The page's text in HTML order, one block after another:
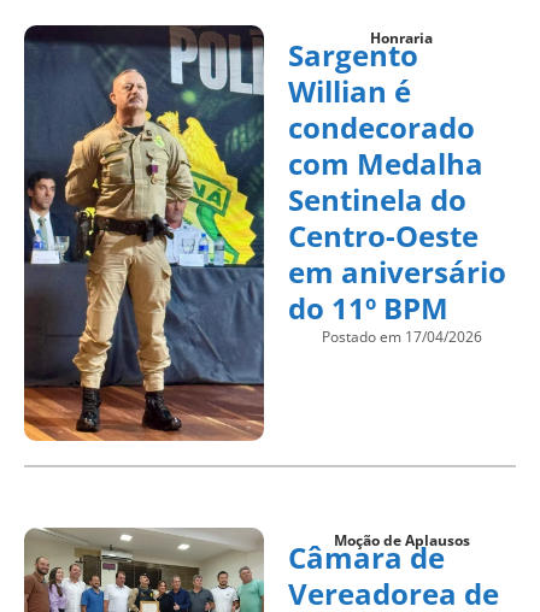
Honraria
Sargento
Willian é
condecorado
com Medalha
Sentinela do
Centro-Oeste
em aniversário
do 11º BPM
Postado em 17/04/2026
Moção de Aplausos
Câmara de
Vereadorea de